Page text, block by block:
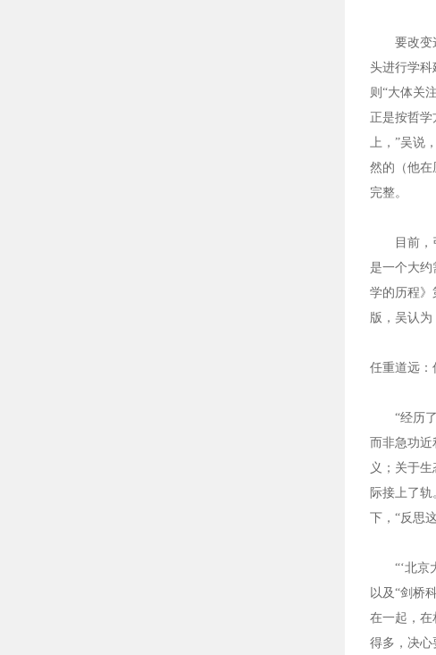
要改变这
头进行学科
则“大体关
正是按哲
上，”吴说
然的（他在
完整。
目前，引
是一个大
学的历程》
版，吴认为
任重道远：
“经历了
而非急功
义；关于
际接上了
下，“反思
“‘北京大
以及“剑桥
在一起，在
得多，决心